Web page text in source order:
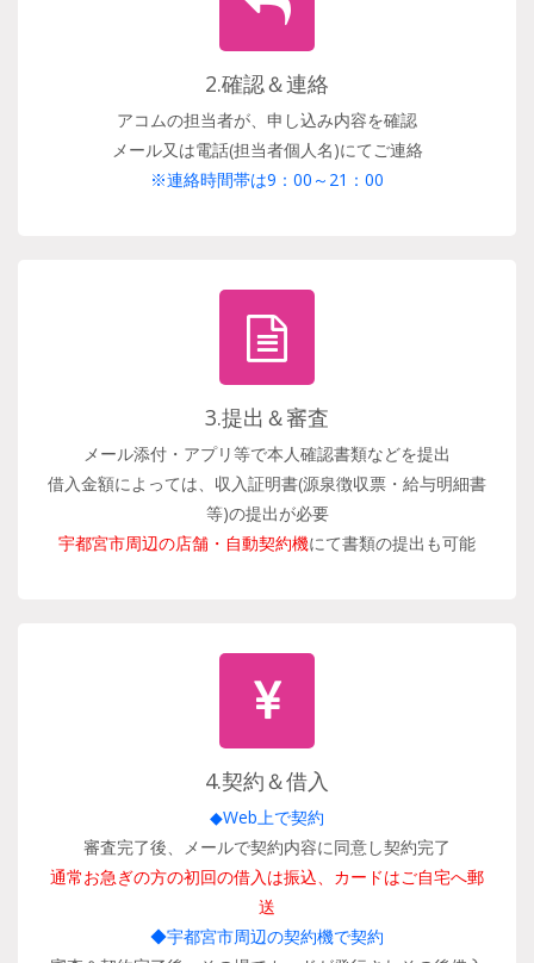
2.確認＆連絡
アコムの担当者が、申し込み内容を確認
メール又は電話(担当者個人名)にてご連絡
※連絡時間帯は9：00～21：00
3.提出＆審査
メール添付・アプリ等で本人確認書類などを提出
借入金額によっては、収入証明書(源泉徴収票・給与明細書
等)の提出が必要
宇都宮市周辺の店舗・自動契約機にて書類の提出も可能
4.契約＆借入
◆Web上で契約
審査完了後、メールで契約内容に同意し契約完了
通常お急ぎの方の初回の借入は振込、カードはご自宅へ郵
送
◆宇都宮市周辺の契約機で契約